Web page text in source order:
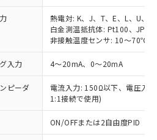
熱電対: K、J、T、E、L、U、
白金測温抵抗体: Pt100、
非接触温度センサ: 10～70℃
入力 4～20mA、0～20mA
ピーダ
電流入力: 150Ω以下、電圧入
1:1接続で使用)
ON/OFFまたは2自由度PID（